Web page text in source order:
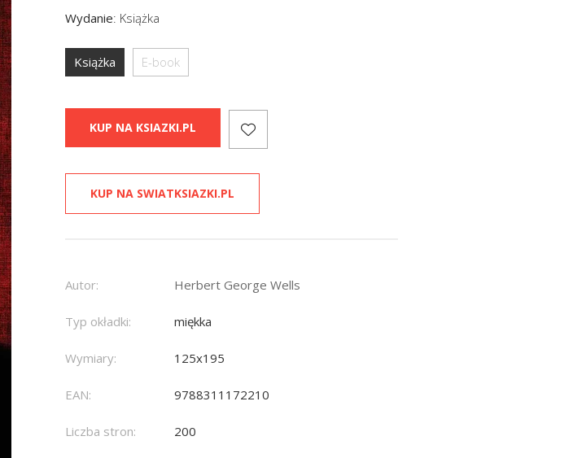
Wydanie: Książka
Książka E-book
KUP NA KSIAZKI.PL
KUP NA SWIATKSIAZKI.PL
Autor: Herbert George Wells
Typ okładki: miękka
Wymiary: 125x195
EAN: 9788311172210
Liczba stron: 200